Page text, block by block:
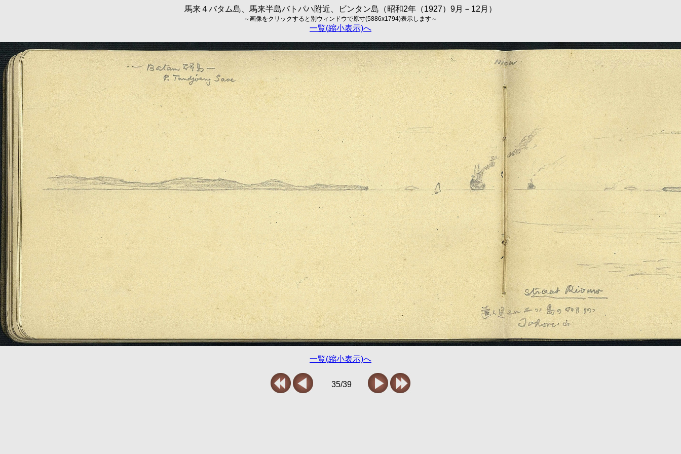
馬来４バタム島、馬来半島バトパハ附近、ビンタン島（昭和2年（1927）9月－12月）
～画像をクリックすると別ウィンドウで原寸(5886x1794)表示します～
一覧(縮小表示)へ
一覧(縮小表示)へ
35/39